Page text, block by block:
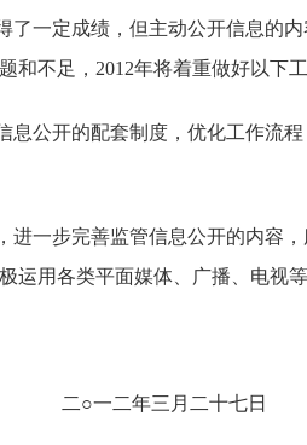
一定成绩，但主动公开信息的
和不足， 2012年将着重做好以下工
息公开的配套制度，优化工作流程
进一步完善监管信息公开的内容
用各类平面媒体、广播、电视
十七日